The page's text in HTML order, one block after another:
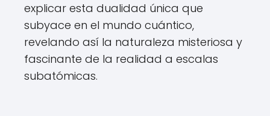
explicar esta dualidad única que
subyace en el mundo cuántico,
revelando así la naturaleza misteriosa y
fascinante de la realidad a escalas
subatómicas.